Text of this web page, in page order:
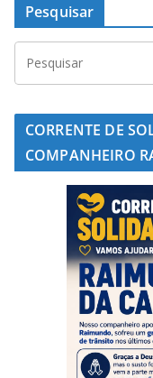
Pesquisar
CORRENTE DE
COMPANHEIRO